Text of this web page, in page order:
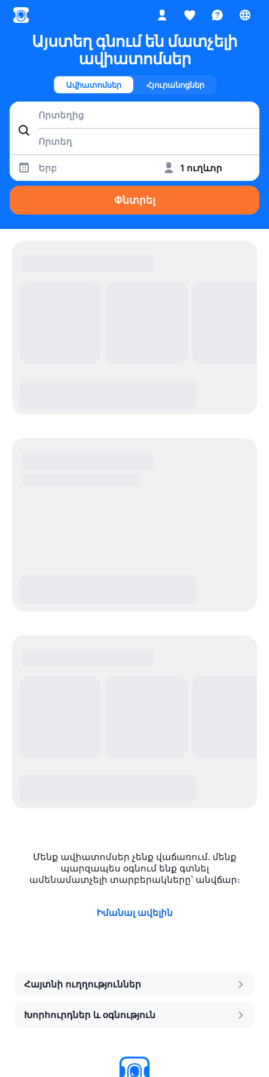
Այստեղ գնում են մատչելի
ավիատոմսեր
Ավիատոմսեր Հյուրանոցներ
Երբ 1 ուղևոր
Փնտրել
Մենք ավիատոմսեր չենք վաճառում․ մենք
պարզապես օգնում ենք գտնել
ամենամատչելի տարբերակները՝ անվճար։
Իմանալ ավելին
Հայտնի ուղղություններ
Խորհուրդներ և օգնություն